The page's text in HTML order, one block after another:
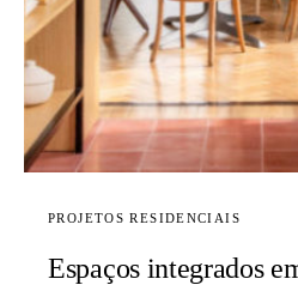
PROJETOS RESIDENCIAIS
Espaços integrados